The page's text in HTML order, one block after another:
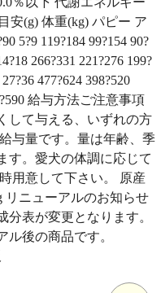
安(g) 体重(kg) パピー ア
5?9 119?184 99?154 90?
266?331 221?276 199?
477?624 398?520
給与方法ご注意事項
して与える、いずれの方
与量です。量は年齢、季
す。愛犬の体調に応じて
用意して下さい。 原産
リニューアルのお知らせ
表が変更となります。
後の商品です。